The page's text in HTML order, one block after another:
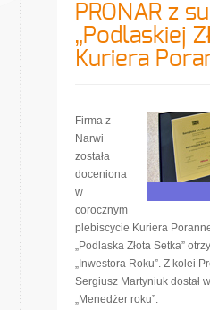
PRONAR z
„Podlaskiej
Kuriera
Firma z
Narwi
została
doceniona
w
corocznym
plebiscycie Kuriera
„Podlaska Złota Setka”
„Inwestora Roku”. Z kolei
Sergiusz Martyniuk dostał
„Menedżer roku”.